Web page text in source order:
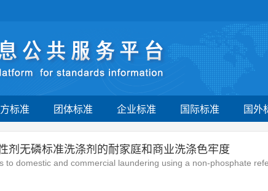
标准 团体标准 企业标准 国际标准 国外
剂无磷标准洗涤剂的耐家庭和商业洗涤色牢度
to domestic and commercial laundering using a non-phosphate